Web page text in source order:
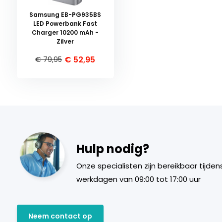
Samsung EB-PG935BS
LED Powerbank Fast
Charger 10200 mAh -
Zilver
€ 79,95 € 52,95
Hulp nodig?
Onze specialisten zijn bereikbaar
werkdagen van 09:00 tot 17:00 uur
Neem contact op